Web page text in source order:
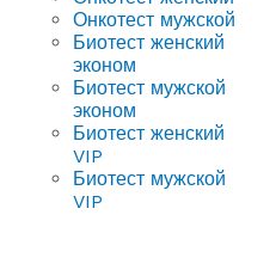
Онкотест мужской
Биотест женский
эконом
Биотест мужской
эконом
Биотест женский
VIP
Биотест мужской
VIP